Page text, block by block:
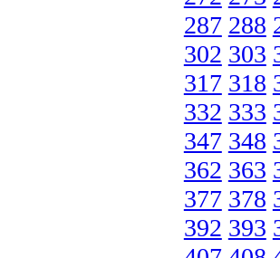
287 288
302 303
317 318
332 333
347 348
362 363
377 378
392 393